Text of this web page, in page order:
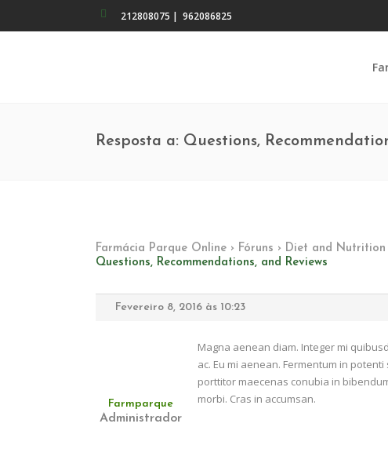
212808075 | 962086825
Resposta a: Questions,
Farmácia Parque Online › Fóruns › Diet and Nutrition
Questions, Recommendations, and Reviews
Fevereiro 8, 2016 às 10:23
Farmparque
Administrador
Magna aenean diam. Integer mi
ac. Eu mi aenean. Fermentum in
porttitor maecenas conubia in
morbi. Cras in accumsan.